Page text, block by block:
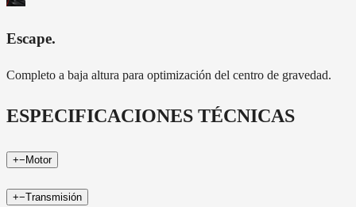
Escape.
Completo a baja altura para optimización del centro de gravedad.
ESPECIFICACIONES TÉCNICAS
+−Motor
+−Transmisión